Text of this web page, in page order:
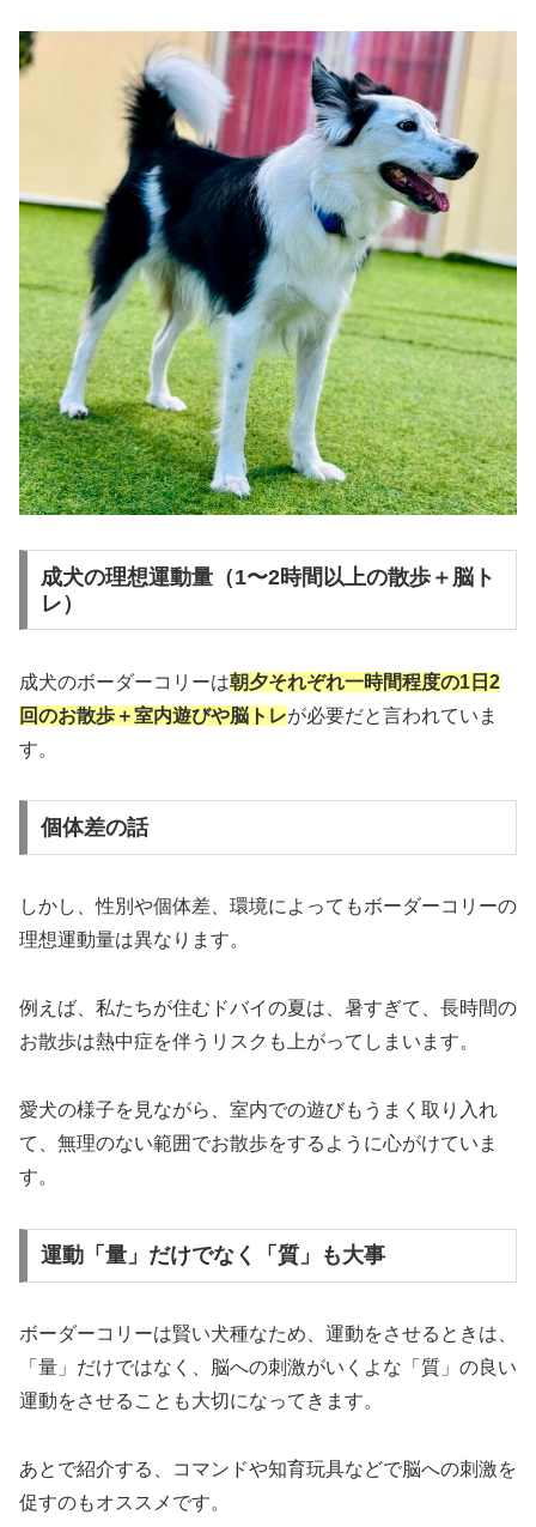
成犬の理想運動量（1〜2時間以上の散歩＋脳ト
レ）
成犬のボーダーコリーは朝夕それぞれ一時間程度の1日2
回のお散歩＋室内遊びや脳トレが必要だと言われていま
す。
個体差の話
しかし、性別や個体差、環境によってもボーダーコリーの
理想運動量は異なります。
例えば、私たちが住むドバイの夏は、暑すぎて、長時間の
お散歩は熱中症を伴うリスクも上がってしまいます。
愛犬の様子を見ながら、室内での遊びもうまく取り入れ
て、無理のない範囲でお散歩をするように心がけていま
す。
運動「量」だけでなく「質」も大事
ボーダーコリーは賢い犬種なため、運動をさせるときは、
「量」だけではなく、脳への刺激がいくよな「質」の良い
運動をさせることも大切になってきます。
あとで紹介する、コマンドや知育玩具などで脳への刺激を
促すのもオススメです。